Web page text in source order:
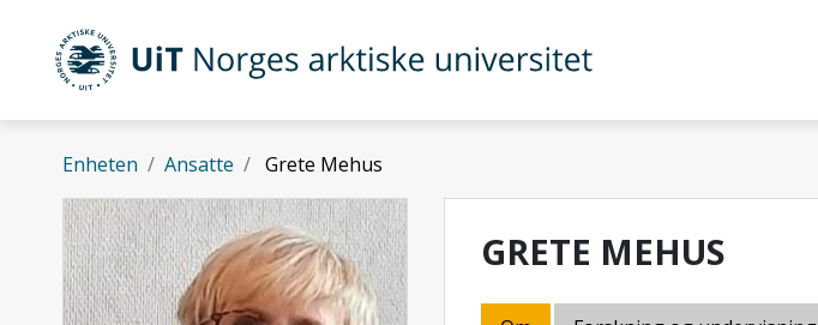
Gå til hovedinnhold
UiT Norges arktiske universitet
Enheten Ansatte Grete Mehus
GRETE MEHUS